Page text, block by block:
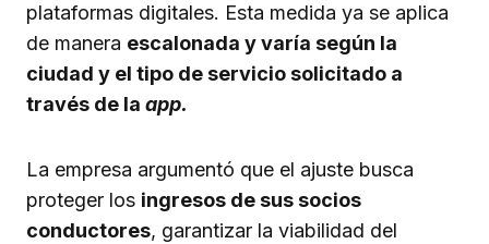
plataformas digitales. Esta medida ya se aplica
de manera escalonada y varía según la
ciudad y el tipo de servicio solicitado a
través de la app.
La empresa argumentó que el ajuste busca
proteger los ingresos de sus socios
conductores, garantizar la viabilidad del